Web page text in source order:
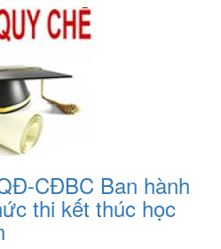
CĐBC Ban hành
thi kết thúc học